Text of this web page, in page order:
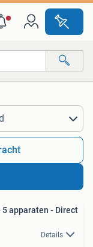
5 apparaten - Direct
Details